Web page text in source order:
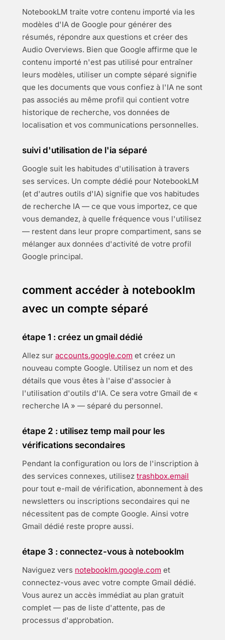
NotebookLM traite votre contenu importé via les
modèles d'IA de Google pour générer des
résumés, répondre aux questions et créer des
Audio Overviews. Bien que Google affirme que le
contenu importé n'est pas utilisé pour entraîner
leurs modèles, utiliser un compte séparé signifie
que les documents que vous confiez à l'IA ne sont
pas associés au même profil qui contient votre
historique de recherche, vos données de
localisation et vos communications personnelles.
suivi d'utilisation de l'ia séparé
Google suit les habitudes d'utilisation à travers
ses services. Un compte dédié pour NotebookLM
(et d'autres outils d'IA) signifie que vos habitudes
de recherche IA — ce que vous importez, ce que
vous demandez, à quelle fréquence vous l'utilisez
— restent dans leur propre compartiment, sans se
mélanger aux données d'activité de votre profil
Google principal.
comment accéder à notebooklm
avec un compte séparé
étape 1 : créez un gmail dédié
Allez sur accounts.google.com et créez un
nouveau compte Google. Utilisez un nom et des
détails que vous êtes à l'aise d'associer à
l'utilisation d'outils d'IA. Ce sera votre Gmail de «
recherche IA » — séparé du personnel.
étape 2 : utilisez temp mail pour les
vérifications secondaires
Pendant la configuration ou lors de l'inscription à
des services connexes, utilisez trashbox.email
pour tout e-mail de vérification, abonnement à des
newsletters ou inscriptions secondaires qui ne
nécessitent pas de compte Google. Ainsi votre
Gmail dédié reste propre aussi.
étape 3 : connectez-vous à notebooklm
Naviguez vers notebooklm.google.com et
connectez-vous avec votre compte Gmail dédié.
Vous aurez un accès immédiat au plan gratuit
complet — pas de liste d'attente, pas de
processus d'approbation.